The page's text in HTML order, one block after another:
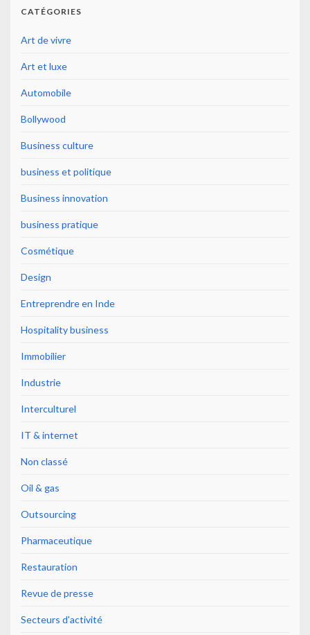
CATÉGORIES
Art de vivre
Art et luxe
Automobile
Bollywood
Business culture
business et politique
Business innovation
business pratique
Cosmétique
Design
Entreprendre en Inde
Hospitality business
Immobilier
Industrie
Interculturel
IT & internet
Non classé
Oil & gas
Outsourcing
Pharmaceutique
Restauration
Revue de presse
Secteurs d'activité